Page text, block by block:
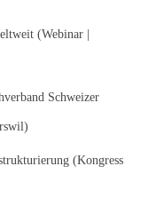
(Webinar |
Schweizer
(Kongress